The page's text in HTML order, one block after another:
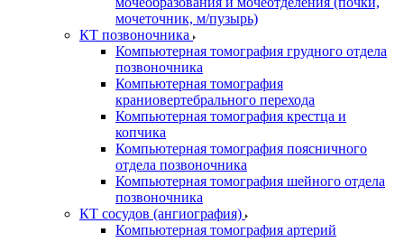
мочеточник, м/пузырь)
КТ позвоночника
Компьютерная томография грудного отдела
позвоночника
Компьютерная томография
краниовертебрального перехода
Компьютерная томография крестца и
копчика
Компьютерная томография поясничного
отдела позвоночника
Компьютерная томография шейного отдела
позвоночника
КТ сосудов (ангиография)
Компьютерная томография артерий